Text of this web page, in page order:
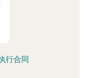
行合同